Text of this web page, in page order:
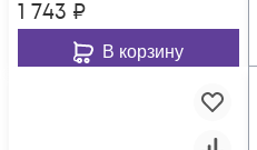
1 743 ₽
В корзину